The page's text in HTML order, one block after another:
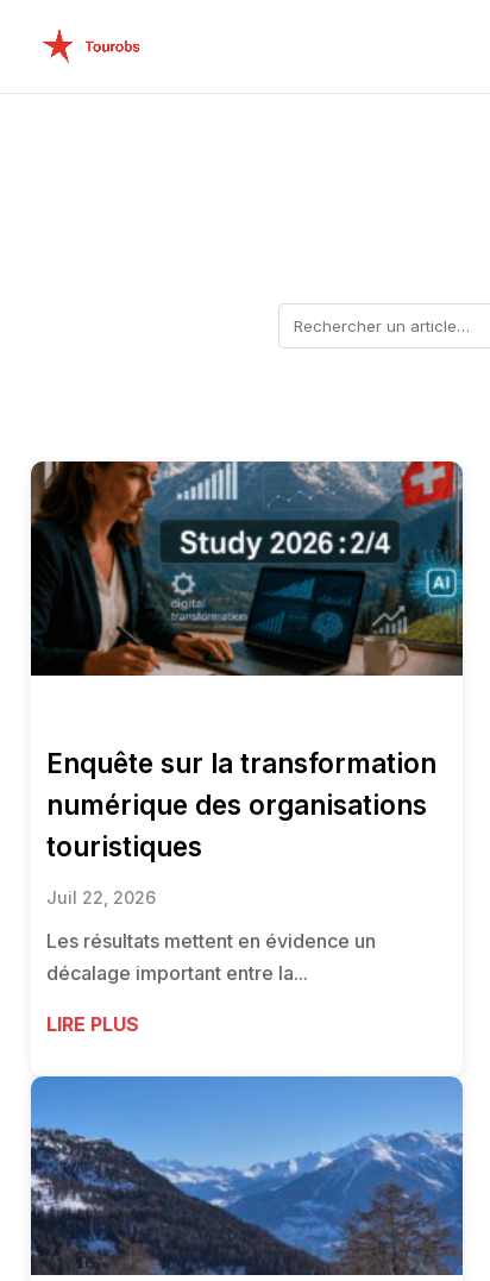
Enquête sur la transformation
numérique des organisations
touristiques
Juil 22, 2026
Les résultats mettent en évidence un
décalage important entre la...
LIRE PLUS